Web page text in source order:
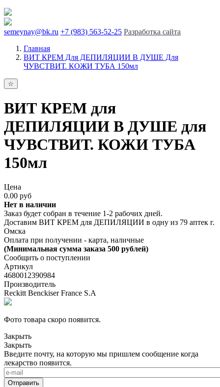
semeynay@bk.ru +7 (983) 563-52-25 Разработка сайта
Главная
ВИТ КРЕМ Для ДЕПИЛЯЦИИ В ДУШЕ Для
ЧУВСТВИТ. КОЖИ ТУБА 150мл
ВИТ КРЕМ для
ДЕПИЛЯЦИИ В ДУШЕ для
ЧУВСТВИТ. КОЖИ ТУБА
150мл
Цена
0.00 руб
Нет в наличии
Заказ будет собран в течение 1-2 рабочих дней.
Доставим ВИТ КРЕМ для ДЕПИЛЯЦИИ в одну из 79 аптек г.
Омска
Оплата при получении - карта, наличные
(Минимальная сумма заказа 500 рублей)
Сообщить о поступлении
Артикул
4680012390984
Производитель
Reckitt Benckiser France S.A
Фото товара скоро появится.
Закрыть
Закрыть
Введите почту, на которую мы пришлем сообщение когда
лекарство появится.